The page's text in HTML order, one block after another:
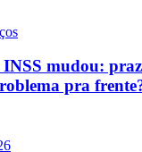
mudou:
pra